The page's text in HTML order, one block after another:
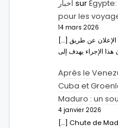
اخبار sur
pour les
14 mars 2026
[…] الإعلان عن طريق Ahmed Abdel-Latifسفير مصر بالرباط.
Après le
Cuba et
Maduro : un
4 janvier 2026
[…] Chute de